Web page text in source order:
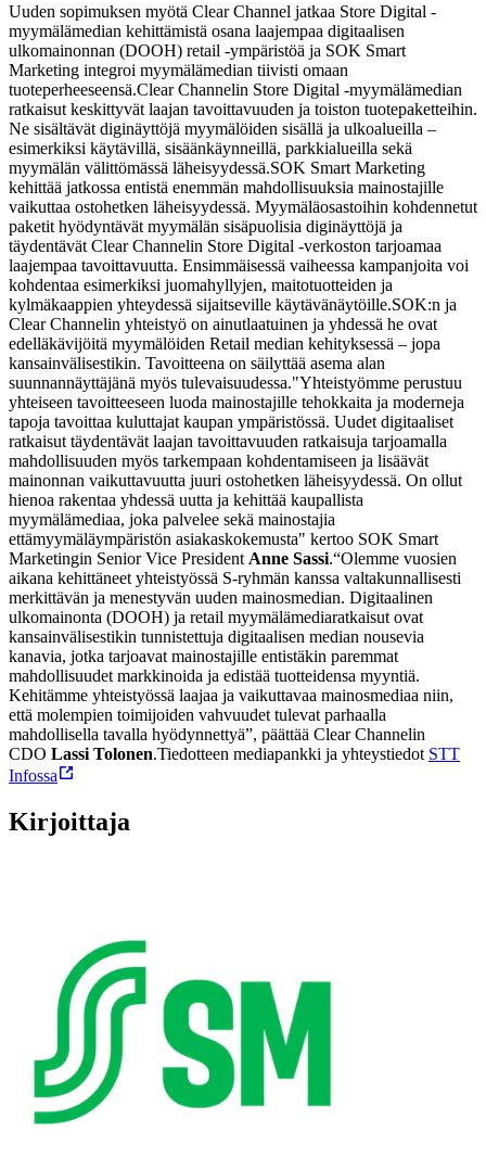
Uuden sopimuksen myötä Clear Channel jatkaa Store Digital -
myymälämedian kehittämistä osana laajempaa digitaalisen
ulkomainonnan (DOOH) retail -ympäristöä ja SOK Smart
Marketing integroi myymälämedian tiivisti omaan
tuoteperheeseensä.Clear Channelin Store Digital -myymälämedian
ratkaisut keskittyvät laajan tavoittavuuden ja toiston tuotepaketteihin.
Ne sisältävät diginäyttöjä myymälöiden sisällä ja ulkoalueilla –
esimerkiksi käytävillä, sisäänkäynneillä, parkkialueilla sekä
myymälän välittömässä läheisyydessä.SOK Smart Marketing
kehittää jatkossa entistä enemmän mahdollisuuksia mainostajille
vaikuttaa ostohetken läheisyydessä. Myymäläosastoihin kohdennetut
paketit hyödyntävät myymälän sisäpuolisia diginäyttöjä ja
täydentävät Clear Channelin Store Digital -verkoston tarjoamaa
laajempaa tavoittavuutta. Ensimmäisessä vaiheessa kampanjoita voi
kohdentaa esimerkiksi juomahyllyjen, maitotuotteiden ja
kylmäkaappien yhteydessä sijaitseville käytävänäytöille.SOK:n ja
Clear Channelin yhteistyö on ainutlaatuinen ja yhdessä he ovat
edelläkävijöitä myymälöiden Retail median kehityksessä – jopa
kansainvälisestikin. Tavoitteena on säilyttää asema alan
suunnannäyttäjänä myös tulevaisuudessa."Yhteistyömme perustuu
yhteiseen tavoitteeseen luoda mainostajille tehokkaita ja moderneja
tapoja tavoittaa kuluttajat kaupan ympäristössä. Uudet digitaaliset
ratkaisut täydentävät laajan tavoittavuuden ratkaisuja tarjoamalla
mahdollisuuden myös tarkempaan kohdentamiseen ja lisäävät
mainonnan vaikuttavuutta juuri ostohetken läheisyydessä. On ollut
hienoa rakentaa yhdessä uutta ja kehittää kaupallista
myymälämediaa, joka palvelee sekä mainostajia
ettämyymäläympäristön asiakaskokemusta" kertoo SOK Smart
Marketingin Senior Vice President Anne Sassi.“Olemme vuosien
aikana kehittäneet yhteistyössä S-ryhmän kanssa valtakunnallisesti
merkittävän ja menestyvän uuden mainosmedian. Digitaalinen
ulkomainonta (DOOH) ja retail myymälämediaratkaisut ovat
kansainvälisestikin tunnistettuja digitaalisen median nousevia
kanavia, jotka tarjoavat mainostajille entistäkin paremmat
mahdollisuudet markkinoida ja edistää tuotteidensa myyntiä.
Kehitämme yhteistyössä laajaa ja vaikuttavaa mainosmediaa niin,
että molempien toimijoiden vahvuudet tulevat parhaalla
mahdollisella tavalla hyödynnettyä”, päättää Clear Channelin
CDO Lassi Tolonen.Tiedotteen mediapankki ja yhteystiedot STT
Infossa
Kirjoittaja